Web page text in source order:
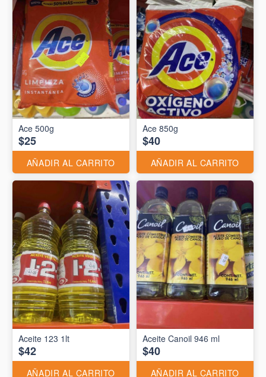
Ace 500g
$25
AÑADIR AL CARRITO
Ace 850g
$40
AÑADIR AL CARRITO
Aceite 123 1lt
$42
AÑADIR AL CARRITO
Aceite Canoil 946 ml
$40
AÑADIR AL CARRITO